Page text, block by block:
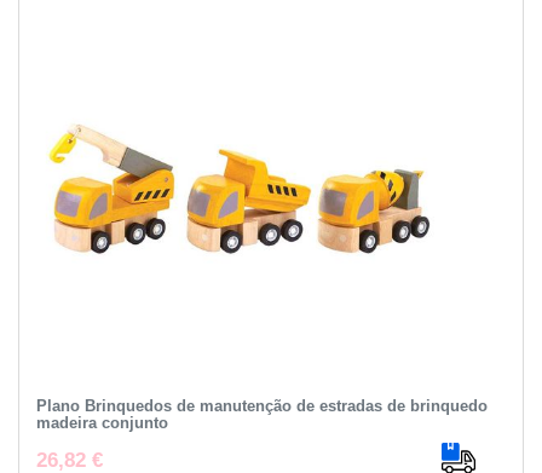
Plano Brinquedos de manutenção de estradas de brinquedo
madeira conjunto
26,82 €